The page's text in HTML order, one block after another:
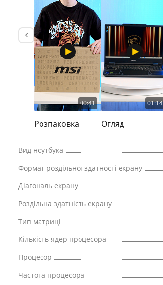
00:41
Розпаковка
01:14
Огляд
Вид ноутбука
Формат роздільної здатності екрану
Діагональ екрану
Роздільна здатність екрану
Тип матриці
Кількість ядер процесора
Процесор
Частота процесора